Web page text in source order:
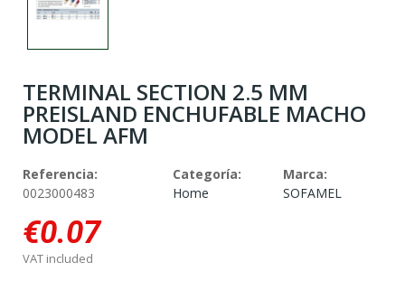
TERMINAL SECTION 2.5 MM
PREISLAND ENCHUFABLE MACHO
MODEL AFM
Referencia:
0023000483
Categoría:
Home
Marca:
SOFAMEL
€0.07
VAT included